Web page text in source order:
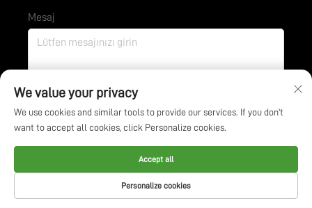
Mesaj
Gönder
Tüm hakları saklıdır. © Jiangsu BOE Environmental
We value your privacy
We use cookies and similar tools to provide our services. If you don't
want to accept all cookies, click Personalize cookies.
Personalize cookies
Accept all